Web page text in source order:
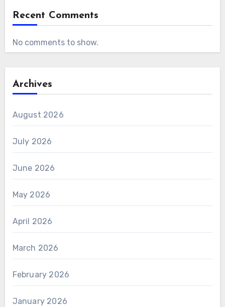
Recent Comments
No comments to show.
Archives
August 2026
July 2026
June 2026
May 2026
April 2026
March 2026
February 2026
January 2026